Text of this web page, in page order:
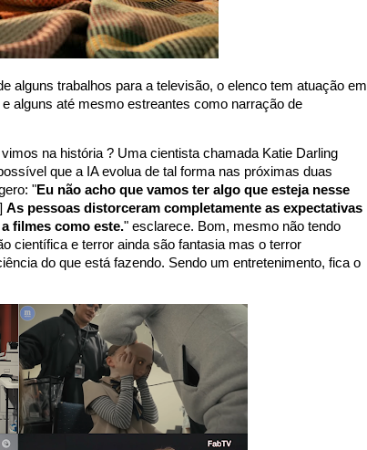
alguns trabalhos para a televisão, o elenco tem atuação em
alguns até mesmo estreantes como narração de
na história ? Uma cientista chamada Katie Darling
que a IA evolua de tal forma nas próximas duas
"Eu não acho que vamos ter algo que esteja nesse
As pessoas distorceram completamente as expectativas
filmes como este." esclarece. Bom, mesmo não tendo
científica e terror ainda são fantasia mas o terror
do que está fazendo. Sendo um entretenimento, fica o